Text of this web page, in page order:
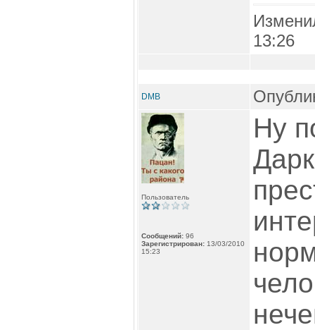
13:26
DMB
Пользователь
Сообщений: 96
Зарегистрирован: 13/03/2010
15:23
Ну